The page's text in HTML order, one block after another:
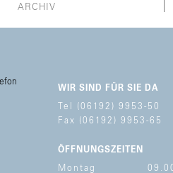
ARCHIV
WIR SIND FÜR SIE DA
Tel (06192) 9953-50
Fax (06192) 9953-65
ÖFFNUNGSZEITEN
Montag